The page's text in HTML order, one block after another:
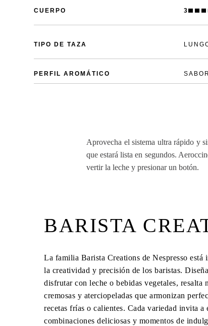
CUERPO 3
TIPO DE TAZA
PERFIL AROMÁTICO
Aprovecha el sistema ultra rápido y
que estará lista en segundos.
vertir la leche y presionar un botón.
BARISTA
La familia Barista Creations de Nespresso está
la creatividad y precisión de los baristas.
disfrutar con leche o bebidas vegetales, resalta
cremosas y aterciopeladas que armonizan
recetas frías o calientes. Cada variedad invita a
combinaciones deliciosas y momentos de